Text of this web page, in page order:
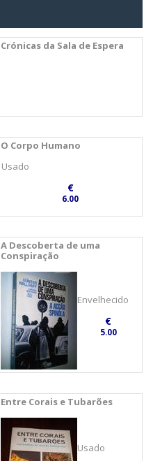
Crónicas da Sala de Espera
O Corpo Humano
Usado
€
6.00
A Descoberta de uma
Conspiração
Envelhecido
€
5.00
Entre Corais e Tubarões
Usado